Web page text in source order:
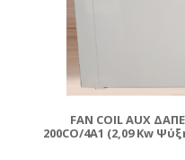
FAN COIL AUX
200CO/4A1 (2,09 Kw